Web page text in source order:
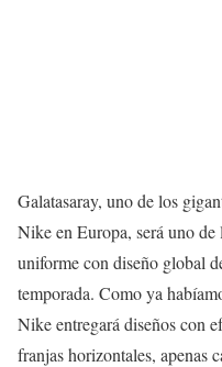
Galatasaray, uno de los
Nike en Europa, será uno
uniforme con diseño global
temporada. Como ya
Nike entregará diseños con
franjas horizontales, apenas